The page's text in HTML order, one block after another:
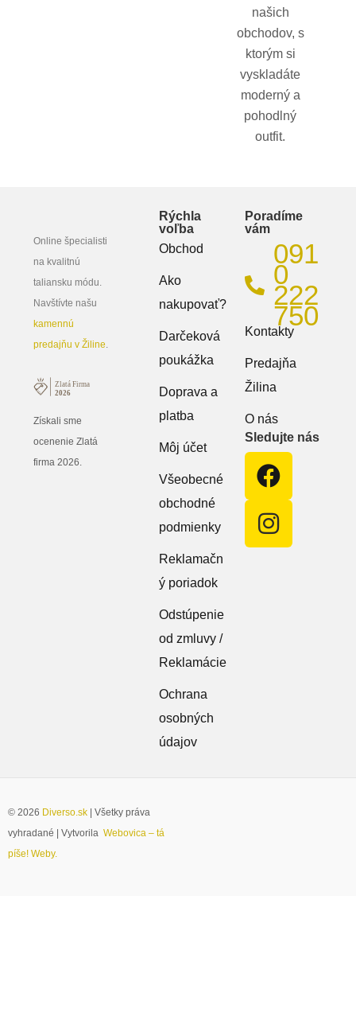
našich
obchodov, s
ktorým si
vyskladáte
moderný a
pohodlný
outfit.
Online špecialisti
na kvalitnú
taliansku módu.
Navštívte našu
kamennú
predajňu v Žiline.
Získali sme
ocenenie Zlatá
firma 2026.
Rýchla
voľba
Obchod
Ako
nakupovať?
Darčeková
poukážka
Doprava a
platba
Môj účet
Všeobecné
obchodné
podmienky
Reklamačn
ý poriadok
Odstúpenie
od zmluvy /
Reklamácie
Ochrana
osobných
údajov
Poradíme
vám
091
0
222
750
Kontakty
Predajňa
Žilina
O nás
Sledujte nás
© 2026 Diverso.sk | Všetky práva
vyhradané | Vytvorila Webovica – tá
píše! Weby.